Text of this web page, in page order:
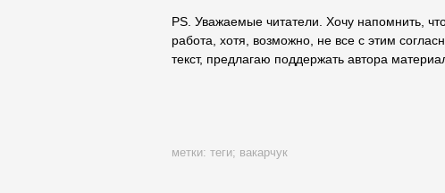
PS. Уважаемые читатели. Хочу напомнить,
работа, хотя, возможно, не все с этим
текст, предлагаю поддержать автора
метки: теги; вакарчук